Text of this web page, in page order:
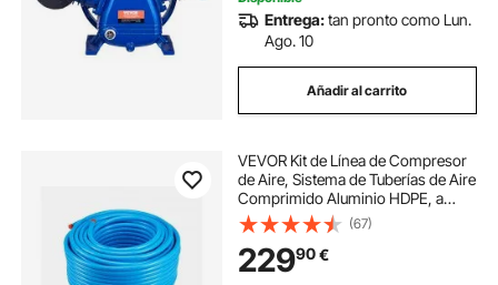
Entrega:tan pronto como Lun.
Ago. 10
Añadir al carrito
VEVOR Kit de Línea de Compresor
de Aire, Sistema de Tuberías de Aire
Comprimido Aluminio HDPE, a
Prueba Fugas, Resistente a la
Presión y Fácil Instalar, para
Talleres de Garajes, Azul, Ø 590 x
300 mm
(67)
22990€